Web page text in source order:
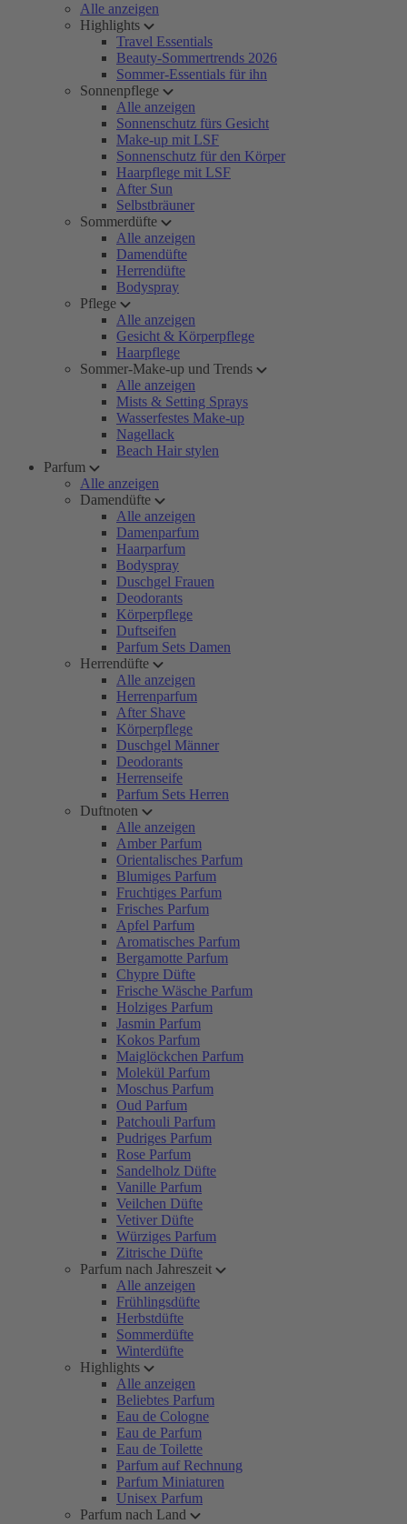
Alle anzeigen
Highlights
Travel Essentials
Beauty-Sommertrends 2026
Sommer-Essentials für ihn
Sonnenpflege
Alle anzeigen
Sonnenschutz fürs Gesicht
Make-up mit LSF
Sonnenschutz für den Körper
Haarpflege mit LSF
After Sun
Selbstbräuner
Sommerdüfte
Alle anzeigen
Damendüfte
Herrendüfte
Bodyspray
Pflege
Alle anzeigen
Gesicht & Körperpflege
Haarpflege
Sommer-Make-up und Trends
Alle anzeigen
Mists & Setting Sprays
Wasserfestes Make-up
Nagellack
Beach Hair stylen
Parfum
Alle anzeigen
Damendüfte
Alle anzeigen
Damenparfum
Haarparfum
Bodyspray
Duschgel Frauen
Deodorants
Körperpflege
Duftseifen
Parfum Sets Damen
Herrendüfte
Alle anzeigen
Herrenparfum
After Shave
Körperpflege
Duschgel Männer
Deodorants
Herrenseife
Parfum Sets Herren
Duftnoten
Alle anzeigen
Amber Parfum
Orientalisches Parfum
Blumiges Parfum
Fruchtiges Parfum
Frisches Parfum
Apfel Parfum
Aromatisches Parfum
Bergamotte Parfum
Chypre Düfte
Frische Wäsche Parfum
Holziges Parfum
Jasmin Parfum
Kokos Parfum
Maiglöckchen Parfum
Molekül Parfum
Moschus Parfum
Oud Parfum
Patchouli Parfum
Pudriges Parfum
Rose Parfum
Sandelholz Düfte
Vanille Parfum
Veilchen Düfte
Vetiver Düfte
Würziges Parfum
Zitrische Düfte
Parfum nach Jahreszeit
Alle anzeigen
Frühlingsdüfte
Herbstdüfte
Sommerdüfte
Winterdüfte
Highlights
Alle anzeigen
Beliebtes Parfum
Eau de Cologne
Eau de Parfum
Eau de Toilette
Parfum auf Rechnung
Parfum Miniaturen
Unisex Parfum
Parfum nach Land